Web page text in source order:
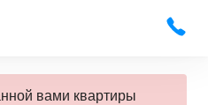
вами квартиры